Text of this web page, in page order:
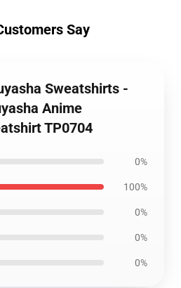
Say
Sweatshirts -
Anime
TP0704
0%
100%
0%
0%
0%